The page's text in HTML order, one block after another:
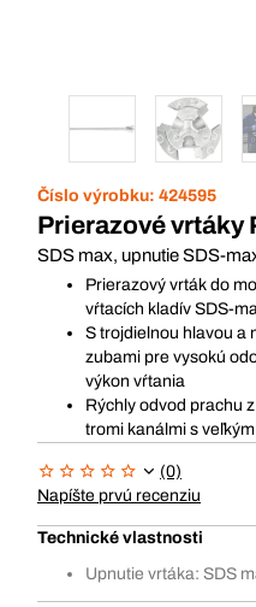
Číslo výrobku: 424595
Prierazové vrtáky
SDS max, upnutie SDS-
Prierazový vrták do
vŕtacích kladív SDS-
S trojdielnou hlavou a
zubami pre vysokú
výkon vŕtania
Rýchly odvod prachu
tromi kanálmi s
(0)
Napíšte prvú recenziu
Technické vlastnosti
Upnutie vrtáka: SDS